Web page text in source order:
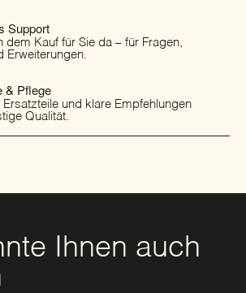
Support
dem Kauf für Sie da – für Fragen,
Erweiterungen.
& Pflege
Ersatzteile und klare Empfehlungen
Qualität.
Ihnen auch